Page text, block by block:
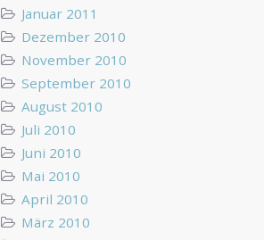
Januar 2011
Dezember 2010
November 2010
September 2010
August 2010
Juli 2010
Juni 2010
Mai 2010
April 2010
März 2010